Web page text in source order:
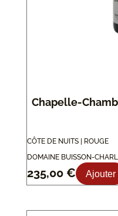
Chapelle-
CÔTE DE NUITS | ROUGE
DOMAINE BUISSON-
235,00 € Ajouter